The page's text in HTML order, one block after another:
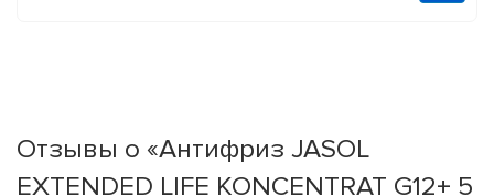
Отзывы о «Антифриз JASOL
EXTENDED LIFE KONCENTRAT G12+ 5